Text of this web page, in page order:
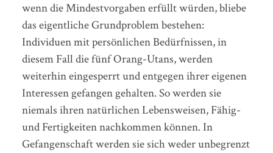
wenn die Mindestvorgaben erfüllt würden, bliebe
das eigentliche Grundproblem bestehen:
Individuen mit persönlichen Bedürfnissen, in
diesem Fall die fünf Orang-Utans, werden
weiterhin eingesperrt und entgegen ihrer eigenen
Interessen gefangen gehalten. So werden sie
niemals ihren natürlichen Lebensweisen, Fähig-
und Fertigkeiten nachkommen können. In
Gefangenschaft werden sie sich weder unbegrenzt